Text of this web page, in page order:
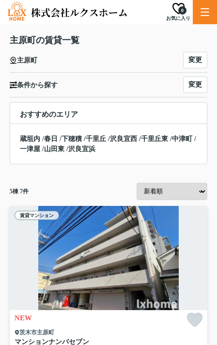
お気に入り
0
主原町の賃貸一覧
主原町 変更
条件から探す 変更
おすすめのエリア
蔵垣内 /春日 /下穂積 /千里丘 /沢良宜西 /千里丘東 /中津町
/
一津屋 /山田東 /沢良宜浜
5棟 7件
賃貸マンション
NEW
茨木市主原町
マンションナンバセブン